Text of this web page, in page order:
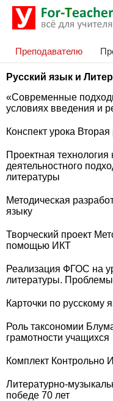
Преподавателю
Русский язык и
«Современные
условиях введения и
Конспект урока
Проектная технология
деятельностного
литературы
Методическая
языку
Творческий проект
помощью ИКТ
Реализация ФГОС на
литературы.
Карточки по русскому
Роль таксономии
грамотности учащихся
Комплект Контрольно
Литературно-
победе 70 лет